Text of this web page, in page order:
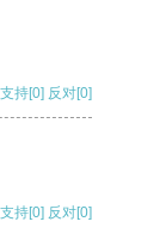
支持[0] 反对[0]
支持[0] 反对[0]